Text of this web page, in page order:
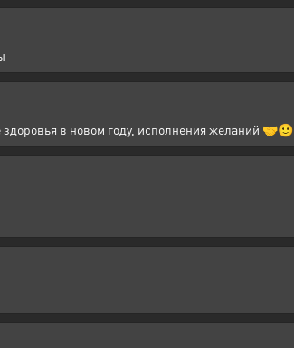
в новом году, исполнения желаний 🤝🙂